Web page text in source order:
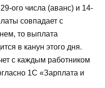
ого числа (аванс) и 14-
совпадает с
то выплата
в канун этого дня.
с каждым работником
1С «Зарплата и